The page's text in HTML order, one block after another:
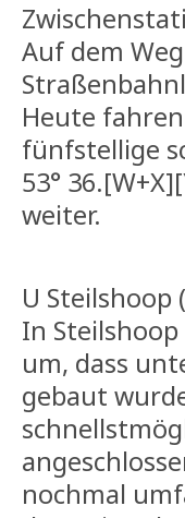
Auf dem
Heute
fünfstellige
53°
weiter.
U Steilshoop
In
um, dass
gebaut
nochmal